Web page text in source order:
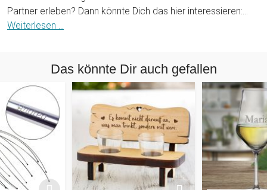
Partner erleben? Dann könnte Dich das hier interessieren:
Das Wellness Set mit Rosenblättern sorgt dank himmlischem
100 Rosenblätter können nach Belieben entweder im Bad
oder auch im heimischen Schlafzimmer verstreut werden, um
romantische Stimmung zu erzeugen. Zwei schwimmende
Herz-Kerzen sorgen für eine romantische Atmospähre,
während Du es Dir in der Badewanne gemütlich machst. Lass
einfach heißes Wasser in die Wanne ein und nimm eine der
himmlisch riechenden Seifenrosen mit. Zerreib die einzelnen
Rosenblätter der Seifenrose im warmen Wasser, sodass
Weiterlesen ...
Das könnte Dir auch gefallen